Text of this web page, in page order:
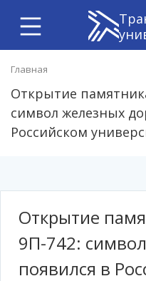
Главная
Открытие
символ железных
Российском
Открытие
9П-742:
появился в